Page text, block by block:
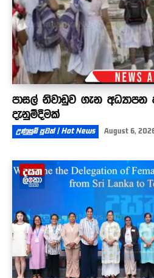
පාසල් නිවාඩුව ගැන අධ්‍යාපන
දැනුම්දීමක්
උණුසුම් පුවත් | Hot News August 6,